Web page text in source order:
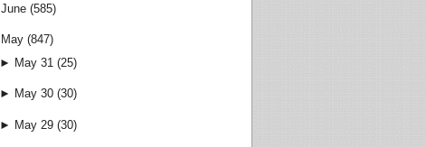
June (585)
May (847)
► May 31 (25)
► May 30 (30)
► May 29 (30)